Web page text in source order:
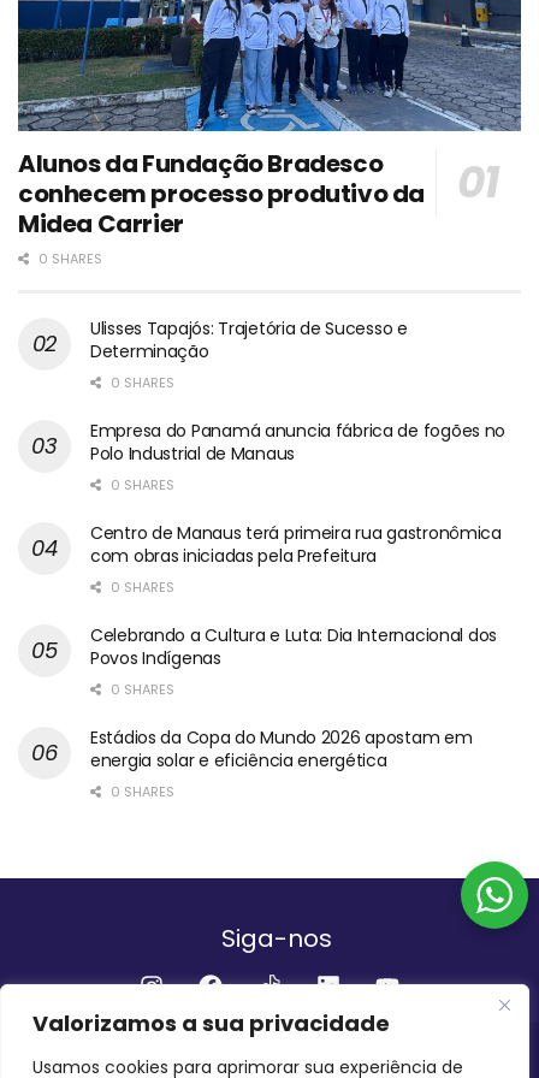
Valorizamos a sua privacidade
Usamos cookies para aprimorar sua experiência de
Alunos da Fundação Bradesco
conhecem processo produtivo da
Midea Carrier
0 SHARES
Ulisses Tapajós: Trajetória de Sucesso e
Determinação
0 SHARES
Empresa do Panamá anuncia fábrica de fogões no
Polo Industrial de Manaus
0 SHARES
Centro de Manaus terá primeira rua gastronômica
com obras iniciadas pela Prefeitura
0 SHARES
Celebrando a Cultura e Luta: Dia Internacional dos
Povos Indígenas
0 SHARES
Estádios da Copa do Mundo 2026 apostam em
energia solar e eficiência energética
0 SHARES
Siga-nos
Institucional